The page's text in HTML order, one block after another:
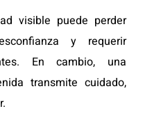
visible puede perder
y requerir
En cambio, una
transmite cuidado,